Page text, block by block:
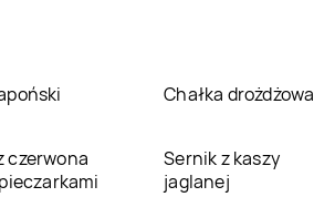
Chałka drożdżowa
czerwona
Sernik z kaszy
jaglanej